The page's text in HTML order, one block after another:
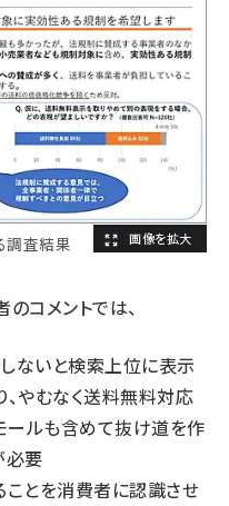
調査結果
コメントでは、
ないと検索上位に表示
やむなく送料無料対応
ールも含めて抜け道を作
必要
とを消費者に認識させ